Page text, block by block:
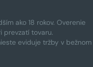
ako 18 rokov. Overenie
prevzatí tovaru.
eviduje tržby v bežnom